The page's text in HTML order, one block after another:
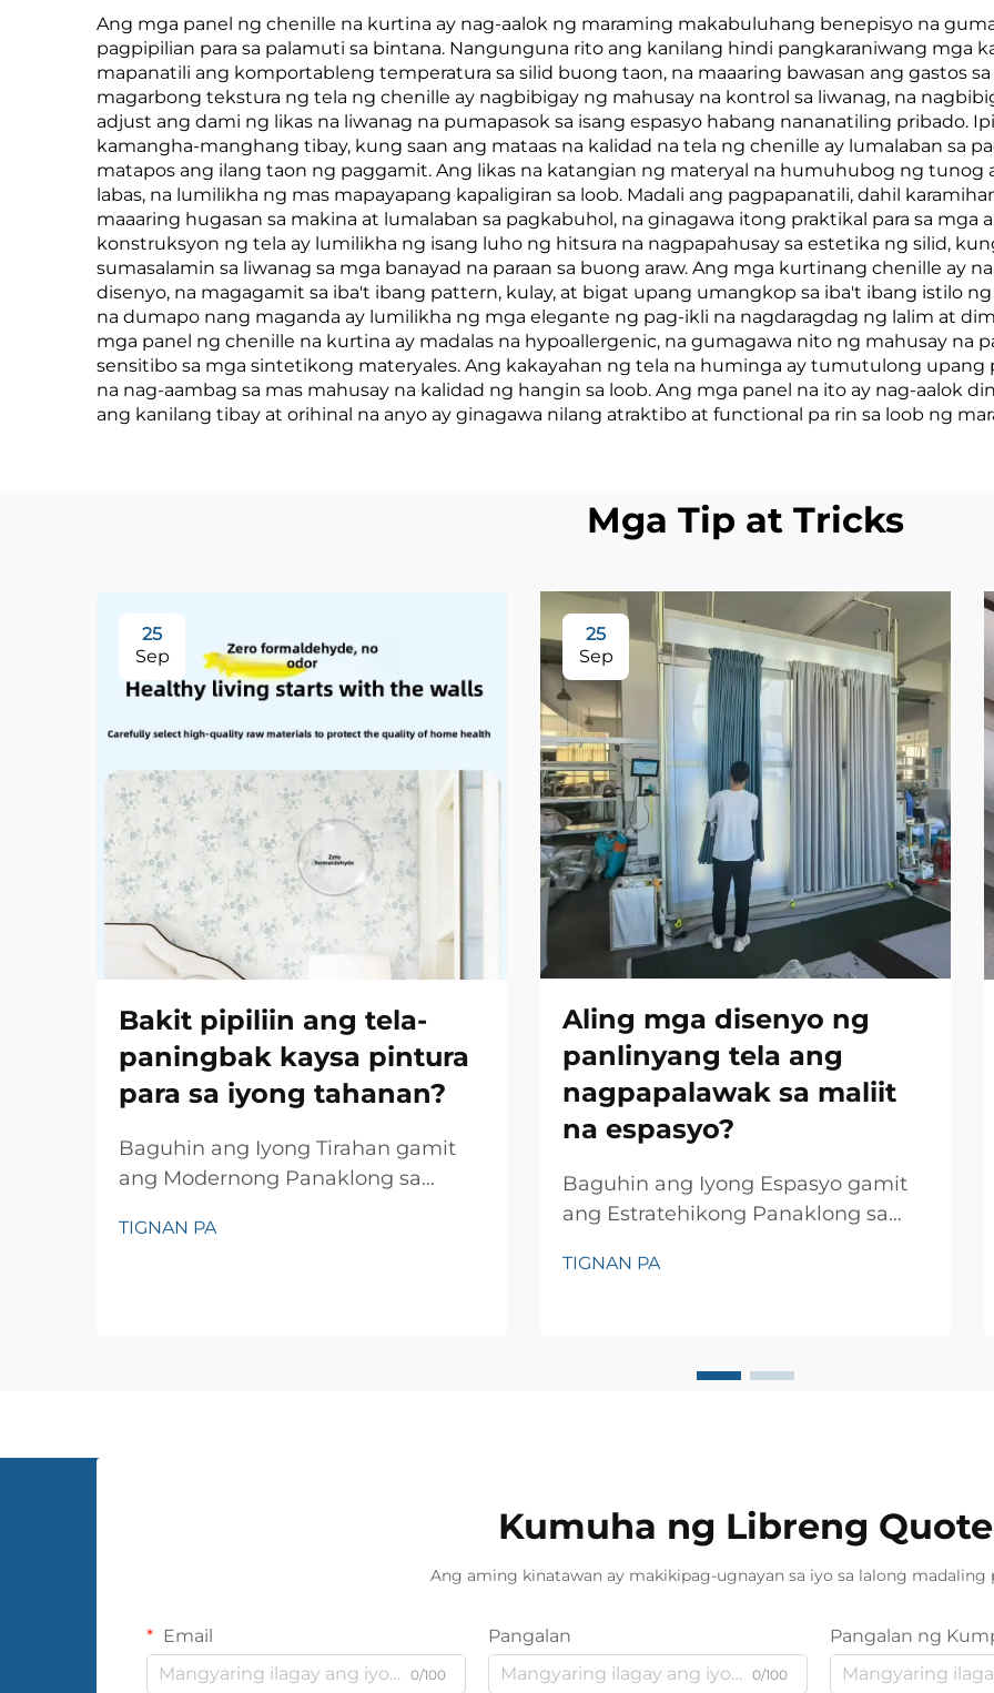
Dimensiyonal na
Tactile Wall Covering
para sa Bedroom
Headboard
Background Wall,
Eco-Friendly na
Materyal,
Maramihang Kulay
na Available
Kadena, Base na
Tela, Wallcovering na
Nakakatigil ng Apoy,
Tagagawa, Hindi
Nakakawala ng Tela,
2.8 Metro
modernong
Minimalist,
Kulay,
Liwanag,
Hindi
ng Tubig,
mula sa
Ang mga panel ng chenille na kurtina ay nag-aalok ng maraming makabuluhang benepisyo na
pagpipilian para sa palamuti sa bintana. Nangunguna rito ang kanilang hindi pangkaraniwang
mapanatili ang komportableng temperatura sa silid buong taon, na maaaring bawasan ang gastos
magarbong tekstura ng tela ng chenille ay nagbibigay ng mahusay na kontrol sa liwanag, na
adjust ang dami ng likas na liwanag na pumapasok sa isang espasyo habang nananatiling pribado.
kamangha-manghang tibay, kung saan ang mataas na kalidad na tela ng chenille ay lumalaban sa
matapos ang ilang taon ng paggamit. Ang likas na katangian ng materyal na humuhubog ng tunog
labas, na lumilikha ng mas mapayapang kapaligiran sa loob. Madali ang pagpapanatili, dahil
maaaring hugasan sa makina at lumalaban sa pagkabuhol, na ginagawa itong praktikal para sa mga
konstruksyon ng tela ay lumilikha ng isang luho ng hitsura na nagpapahusay sa estetika ng silid,
sumasalamin sa liwanag sa mga banayad na paraan sa buong araw. Ang mga kurtinang chenille ay
disenyo, na magagamit sa iba't ibang pattern, kulay, at bigat upang umangkop sa iba't ibang istilo
na dumapo nang maganda ay lumilikha ng mga elegante ng pag-ikli na nagdaragdag ng lalim at
mga panel ng chenille na kurtina ay madalas na hypoallergenic, na gumagawa nito ng mahusay na
sensitibo sa mga sintetikong materyales. Ang kakayahan ng tela na huminga ay tumutulong upang
na nag-aambag sa mas mahusay na kalidad ng hangin sa loob. Ang mga panel na ito ay nag-aalok
ang kanilang tibay at orihinal na anyo ay ginagawa nilang atraktibo at functional pa rin sa loob ng
Mga Tip at Tricks
25
Sep
Bakit pipiliin ang tela-
paningbak kaysa pintura
para sa iyong tahanan?
Baguhin ang Iyong Tirahan gamit
ang Modernong Panaklong sa
na umunlad sa mga nakaraang
TIGNAN PA
25
Sep
Aling mga disenyo ng
panlinyang tela ang
nagpapalawak sa maliit
na espasyo?
Baguhin ang Iyong Espasyo gamit
ang Estratehikong Panaklong sa
maliit na espasyo ay nagtaka sa
TIGNAN PA
Kumuha ng Libreng Quote
Ang aming kinatawan ay makikipag-ugnayan sa iyo sa lalong madaling
Email
0/100
Pangalan
0/100
Pangalan ng